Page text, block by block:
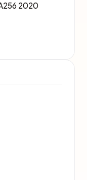
2020